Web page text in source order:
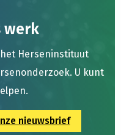
werk
Herseninstituut
U kunt
nieuwsbrief